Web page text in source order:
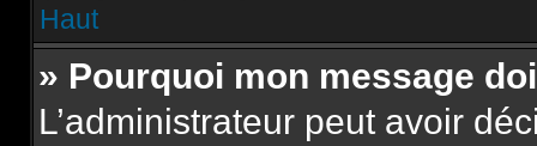
Haut
» Pourquoi mon message
L’administrateur peut avoir